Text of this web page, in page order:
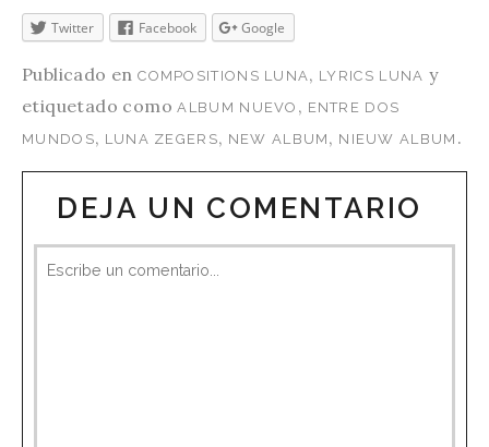
Twitter Facebook Google
Publicado enCOMPOSITIONS LUNA, LYRICS LUNA y
etiquetado comoALBUM NUEVO , ENTRE DOS
MUNDOS, LUNA ZEGERS, NEW ALBUM , NIEUW ALBUM .
DEJA UN COMENTARIO